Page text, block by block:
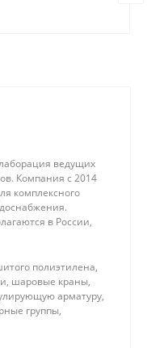
ведущих
Компания с 2014
комплексного
в России,
полиэтилена,
шаровые краны,
арматуру,
группы,